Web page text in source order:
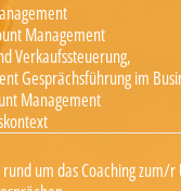
Management
Verkaufssteuerung,
Gesprächsführung im
Management
um das Coaching